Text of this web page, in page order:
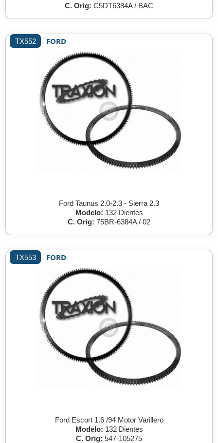
C. Orig: C5DT6384A / BAC
TX552 FORD
Ford Taunus 2.0-2.3 - Sierra 2.3
Modelo: 132 Dientes
C. Orig: 75BR-6384A / 02
TX553 FORD
Ford Escort 1.6 /94 Motor Varillero
Modelo: 132 Dientes
C. Orig: 547-105275